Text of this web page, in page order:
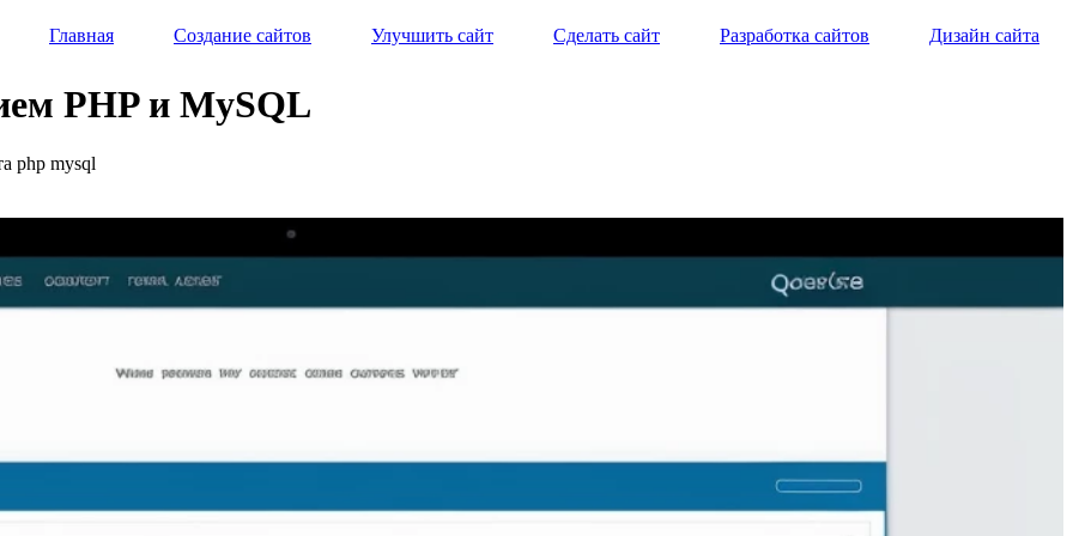
Главная Создание сайтов Улучшить сайт Сделать сайт Разработка сайтов Дизайн сайта
PHP и MySQL
php mysql